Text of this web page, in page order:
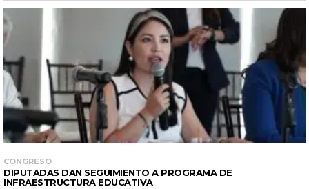
CONGRESO
DIPUTADAS DAN SEGUIMIENTO A PROGRAMA DE
INFRAESTRUCTURA EDUCATIVA